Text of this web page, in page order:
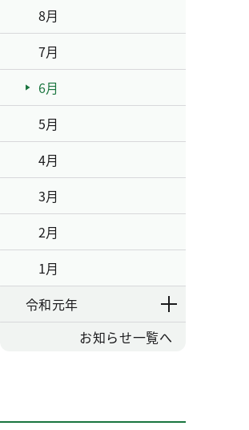
8月
7月
6月
5月
4月
3月
2月
1月
令和元年
お知らせ一覧へ